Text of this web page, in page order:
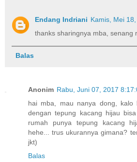
Endang Indriani Kamis, Mei
thanks sharingnya mba, senang
Balas
Anonim Rabu, Juni 07, 2017
hai mba, mau nanya dong, kalo
dengan tepung kacang hijau
rumah punya tepung kacang
hehe... trus ukurannya gimana?
jkt)
Balas